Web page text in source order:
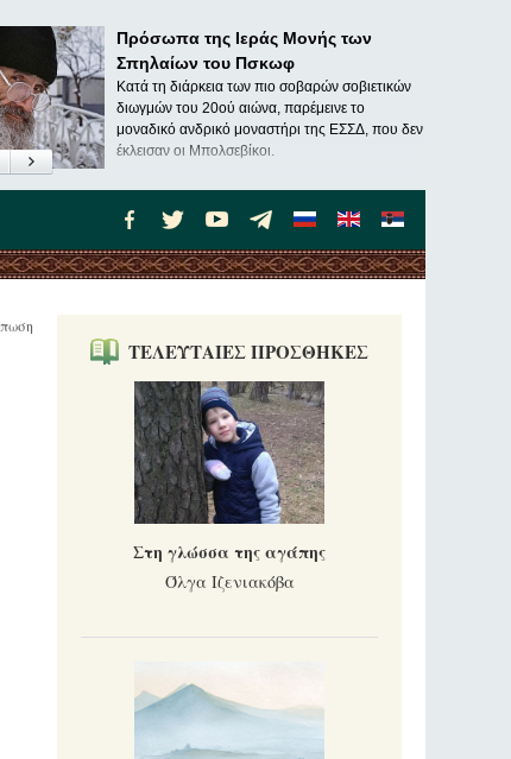
Πρόσωπα της Ιεράς Μονής των
Σπηλαίων του Πσκωφ
Κατά τη διάρκεια των πιο σοβαρών σοβιετικών
διωγμών του 20ού αιώνα, παρέμεινε το
μοναδικό ανδρικό μοναστήρι της ΕΣΣΔ, που δεν
έκλεισαν οι Μπολσεβίκοι.
ΤΕΛΕΥΤΑΙΕΣ ΠΡΟΣΘΗΚΕΣ
Στη γλώσσα της αγάπης
Όλγα Ιζενιακόβα